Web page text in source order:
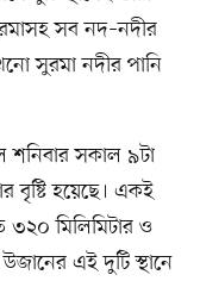
সব নদ–নদীর
সুরমা নদীর পানি
শনিবার সকাল ৯টা
বৃষ্টি হয়েছে। একই
৩২০ মিলিমিটার ও
এই দুটি স্থানে